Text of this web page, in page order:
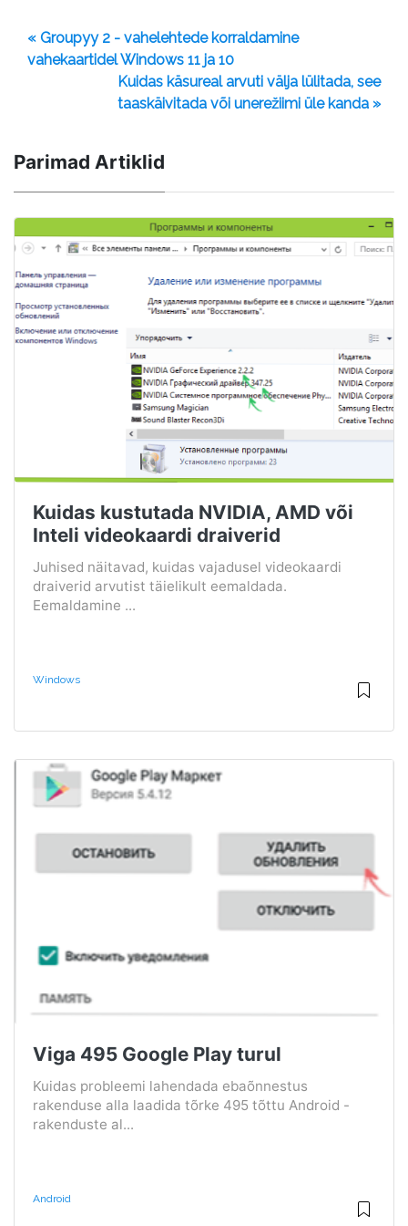
« Groupyy 2 - vahelehtede korraldamine
vahekaartidel Windows 11 ja 10
Kuidas käsureal arvuti välja lülitada, see
taaskäivitada või unerežiimi üle kanda »
Parimad Artiklid
Kuidas kustutada NVIDIA, AMD või
Inteli videokaardi draiverid
Juhised näitavad, kuidas vajadusel videokaardi
draiverid arvutist täielikult eemaldada.
Eemaldamine ...
Windows
Viga 495 Google Play turul
Kuidas probleemi lahendada ebaõnnestus
rakenduse alla laadida tõrke 495 tõttu Android -
rakenduste al...
Android